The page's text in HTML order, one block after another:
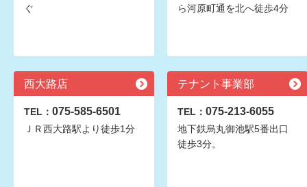
ぐ
ら河原町通を北へ徒歩4分
西大路店
TEL： 075-585-6501
ＪＲ西大路駅より徒歩1分
テナント事業部
TEL： 075-213-6055
地下鉄烏丸御池駅5番出口
徒歩3分。